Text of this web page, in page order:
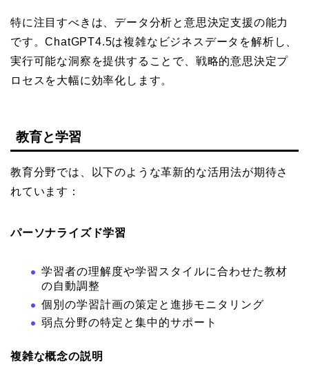
特に注目すべきは、データ分析と意思決定支援の能力
です。ChatGPT4.5は複雑なビジネスデータを解析し、
実行可能な洞察を提供することで、戦略的意思決定プ
ロセスを大幅に効率化します。
教育と学習
教育分野では、以下のような革新的な活用法が期待さ
れています：
パーソナライズド学習
学習者の理解度や学習スタイルに合わせた教材
の自動調整
個別の学習計画の策定と進捗モニタリング
弱点分野の特定と集中的サポート
複雑な概念の説明